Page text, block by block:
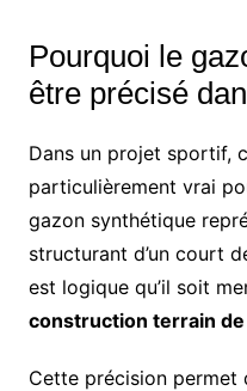
Pourquoi le
être précisé
Dans un projet sportif,
particulièrement vrai
gazon synthétique
structurant d’un court
est logique qu’il soit
construction terrain de
Cette précision permet